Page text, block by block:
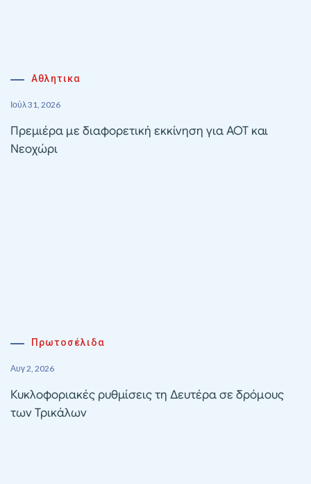
Αθλητικα
Ιούλ 31, 2026
Πρεμιέρα με διαφορετική εκκίνηση για ΑΟΤ και
Νεοχώρι
Πρωτοσέλιδα
Αυγ 2, 2026
Κυκλοφοριακές ρυθμίσεις τη Δευτέρα σε δρόμους
των Τρικάλων